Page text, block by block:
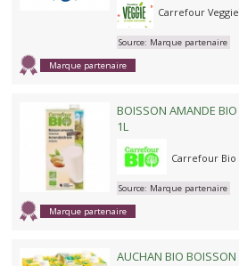
Carrefour Veggie
Marque partenaire
Source: Marque partenaire
BOISSON AMANDE BIO
1L
Carrefour Bio
Marque partenaire
Source: Marque partenaire
AUCHAN BIO BOISSON